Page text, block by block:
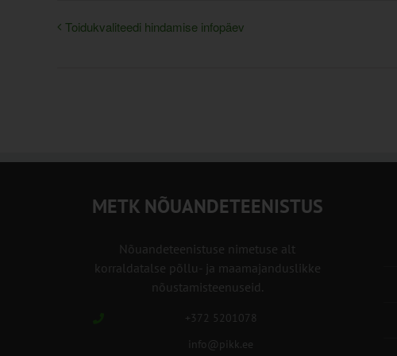
Toidukvaliteedi hindamise infopäev
METK NÕUANDETEENISTUS
Nõuandeteenistuse nimetuse alt
korraldatalse põllu- ja maamajanduslikke
nõustamisteenuseid.
+372 5201078
info@pikk.ee